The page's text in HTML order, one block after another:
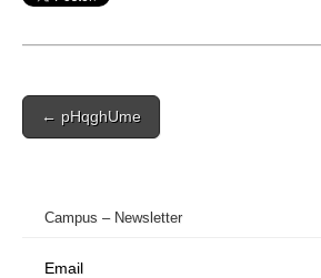
Post
navigation
← pHqghUme
Campus – Newsletter
Email